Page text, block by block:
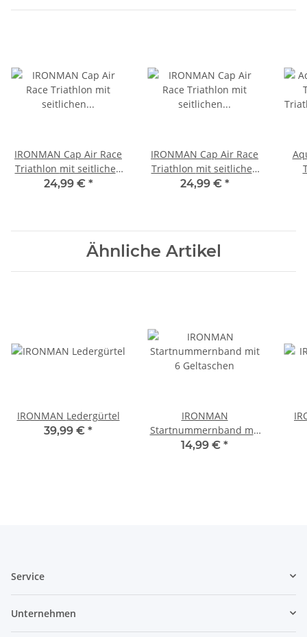
IRONMAN Cap Air Race
Triathlon mit seitlichen
Belüftungszonen
24,99 € *
IRONMAN Cap Air Race
Triathlon mit seitlichen
Belüftungszonen Weiss
24,99 € *
Ähnliche Artikel
IRONMAN Ledergürtel
39,99 € *
IRONMAN
Startnummernband mit
6 Geltaschen
14,99 € *
Service
Unternehmen